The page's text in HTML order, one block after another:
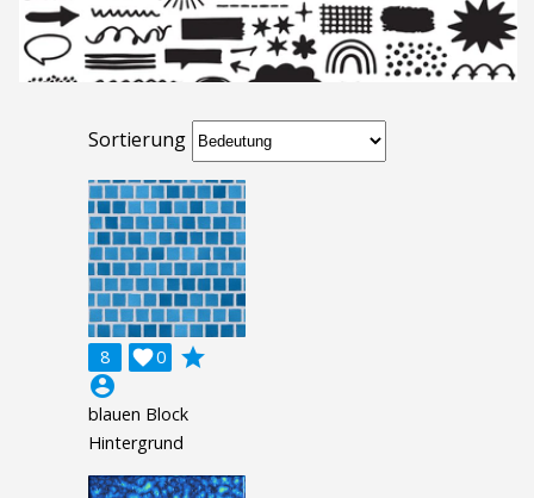
Sortierung
8 0

grade
account_circle
blauen Block
Hintergrund